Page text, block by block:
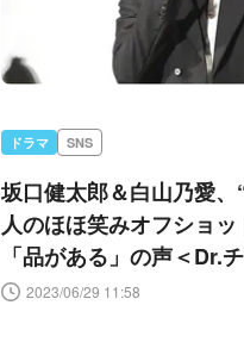
ドラマ SNS
坂口健太郎＆白山乃愛
人のほほ笑みオフショッ
「品がある」の声＜Dr.
2023/06/29 11:58